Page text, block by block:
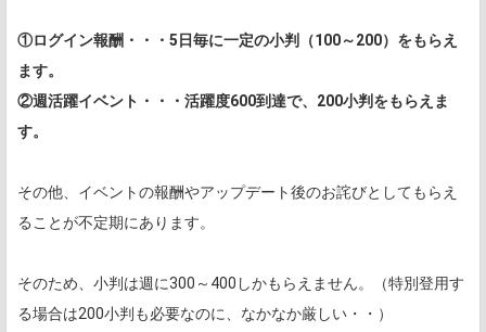
①ログイン報酬・・・5日毎に一定の小判（100～200）をもらえ
ます。
②週活躍イベント・・・活躍度600到達で、200小判をもらえま
す。
その他、イベントの報酬やアップデート後のお詫びとしてもらえ
ることが不定期にあります。
そのため、小判は週に300～400しかもらえません。（特別登用す
る場合は200小判も必要なのに、なかなか厳しい・・）